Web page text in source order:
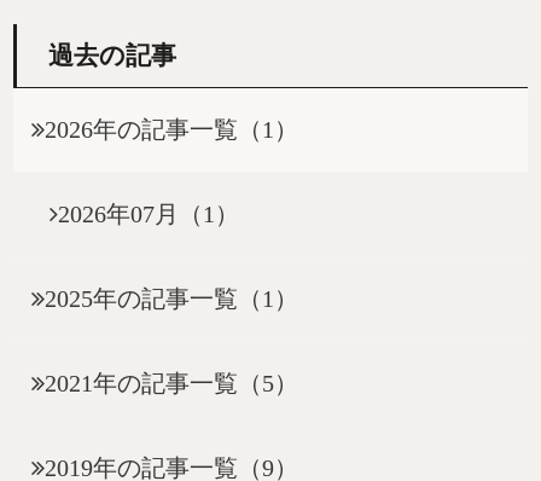
過去の記事
2026年の記事一覧（1）
2026年07月（1）
2025年の記事一覧（1）
2021年の記事一覧（5）
2019年の記事一覧（9）